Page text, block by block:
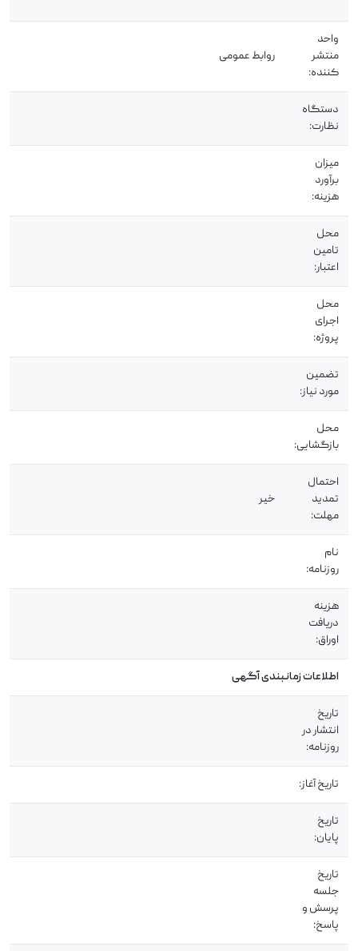
واحد
منتشر
کننده:
روابط عمومی
دستگاه
نظارت:
میزان
برآورد
هزینه:
محل
تامین
اعتبار:
محل
اجرای
پروژه:
تضمین
مورد نیاز:
محل
بازگشایی:
احتمال
تمدید
مهلت:
خیر
نام
روزنامه:
هزینه
دریافت
اوراق:
اطلاعات زمانبندی آگهی
تاریخ
انتشار در
روزنامه:
تاریخ آغاز:
تاریخ
پایان:
تاریخ
جلسه
پرسش و
پاسخ: